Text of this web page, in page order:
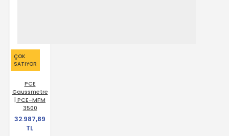
ÇOK
SATIYOR
PCE
Gaussmetre
| PCE-MFM
3500
32.987,89
TL